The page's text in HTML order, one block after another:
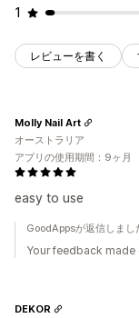
1
レビューを書く
easy to use
Molly Nail Art
オーストラリア
アプリの使用期間：9ヶ月
GoodAppsが返信しま
Your feedback
DEKOR